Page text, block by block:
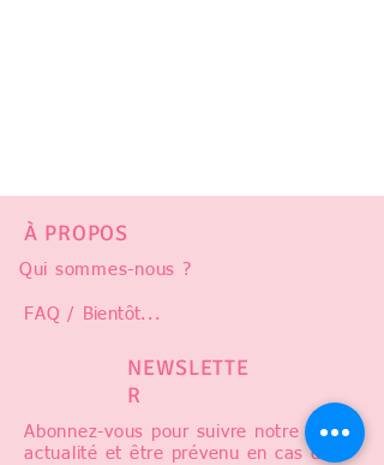
À PROPOS
Qui sommes-nous ?
FAQ / Bientôt...
NEWSLETTE
R
Abonnez-vous pour suivre notre
actualité et être prévenu en cas de